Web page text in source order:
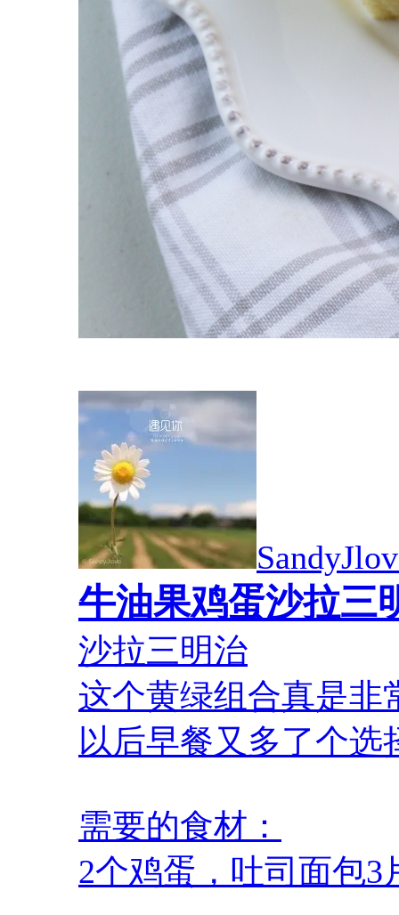
牛油果鸡蛋沙拉三
沙拉三明治
这个黄绿组合真是非
以后早餐又多了个选
需要的食材：
2个鸡蛋，吐司面包3